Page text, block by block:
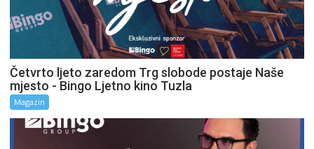
Četvrto ljeto zaredom Trg slobode postaje Naše
mjesto - Bingo Ljetno kino Tuzla
Magazin